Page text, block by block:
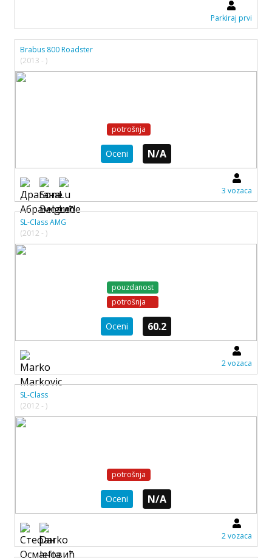
Parkiraj prvi
Brabus 800 Roadster
(2013 - )
potrošnja
Oceni N/A
3 vozaca
SL-Class AMG
(2012 - )
pouzdanost
potrošnja
Oceni 60.2
2 vozaca
SL-Class
(2012 - )
potrošnja
Oceni N/A
2 vozaca